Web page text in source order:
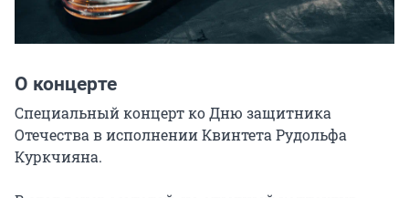
О концерте
Специальный концерт ко Дню защитника
Отечества в исполнении Квинтета Рудольфа
Куркчияна.